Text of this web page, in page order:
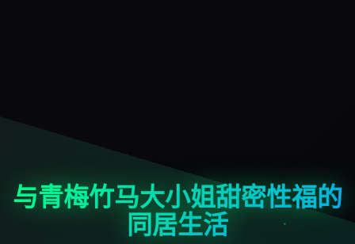
与青梅竹马大小姐甜密性福的
同居生活